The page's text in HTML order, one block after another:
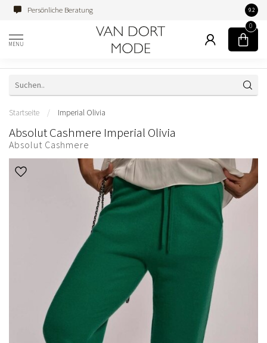
Persönliche Beratung 9.2
MENU
0
Startseite / Imperial Olivia
Absolut Cashmere Imperial Olivia
Absolut Cashmere